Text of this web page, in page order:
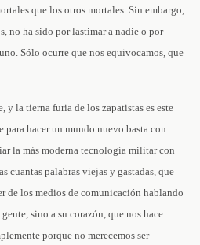
que los otros mortales. Sin embargo,
no ha sido por lastimar a nadie o por
Sólo ocurre que nos equivocamos, que
y la tierna furia de los zapatistas es este
para hacer un mundo nuevo basta con
la más moderna tecnología militar con
cuantas palabras viejas y gastadas, que
de los medios de comunicación hablando
sino a su corazón, que nos hace
porque no merecemos ser